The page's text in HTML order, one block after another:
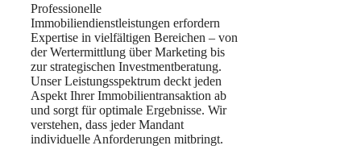
Professionelle
Immobiliendienstleistungen erfordern
Expertise in vielfältigen Bereichen – von
der Wertermittlung über Marketing bis
zur strategischen Investmentberatung.
Unser Leistungsspektrum deckt jeden
Aspekt Ihrer Immobilientransaktion ab
und sorgt für optimale Ergebnisse. Wir
verstehen, dass jeder Mandant
individuelle Anforderungen mitbringt.